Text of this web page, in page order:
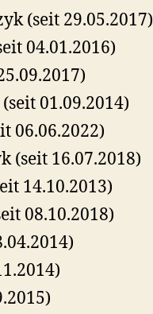
(seit 29.05.2017)
04.01.2016)
01.09.2014)
06.06.2022)
(seit 16.07.2018)
14.10.2013)
08.10.2018)